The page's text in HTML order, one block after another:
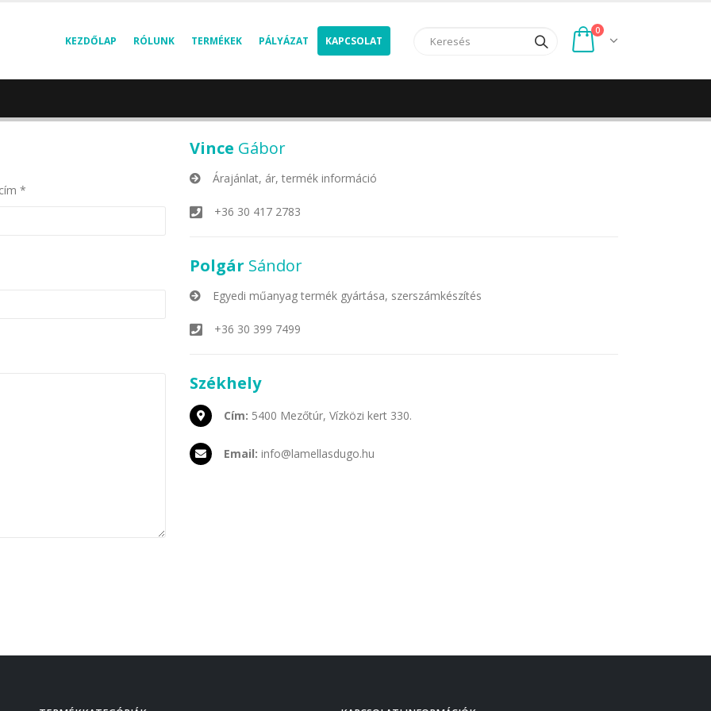
KEZDŐLAP RÓLUNK TERMÉKEK PÁLYÁZAT KAPCSOLAT
0
*
Vince Gábor
Árajánlat, ár, termék információ
+36 30 417 2783
Polgár Sándor
Egyedi műanyag termék gyártása, szerszámkészítés
+36 30 399 7499
Székhely
Cím: 5400 Mezőtúr, Vízközi kert 330.
Email: info@lamellasdugo.hu